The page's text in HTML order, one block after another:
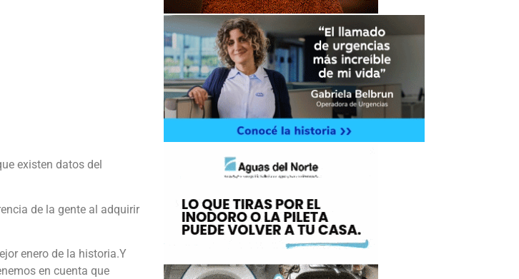
existen datos del
de la gente al adquirir
enero de la historia.Y
en cuenta que